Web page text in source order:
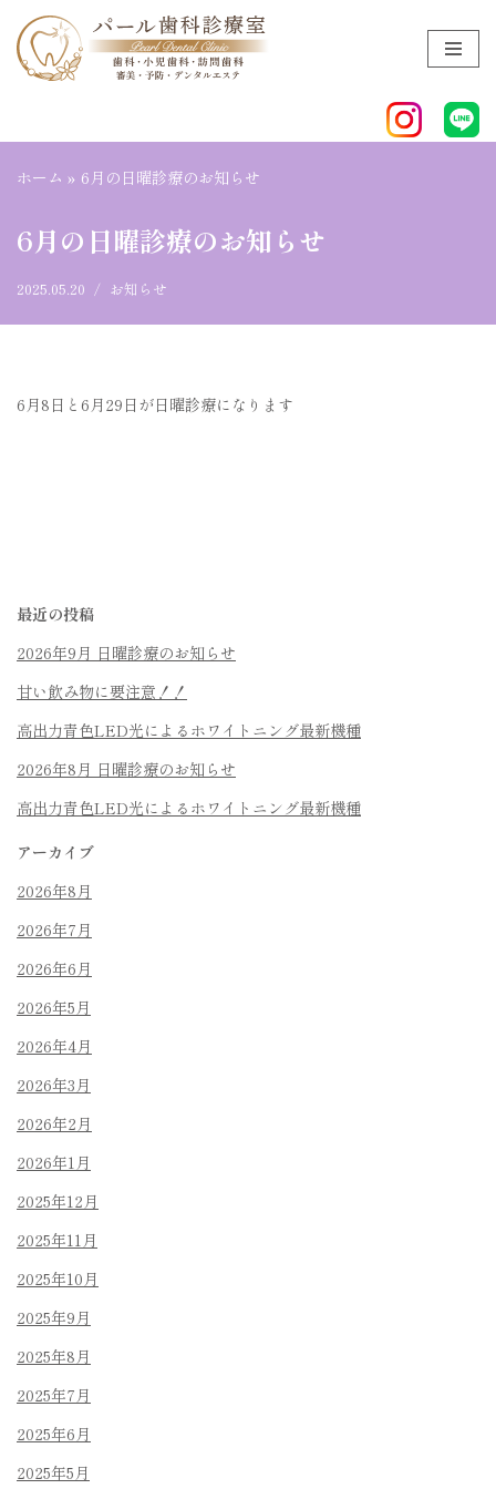
コ
ン
ツ
ス
キ
ッ
ホーム » 6月の日曜診療のお知らせ
6月の日曜診療のお知らせ
2025.05.20 お知らせ
6月8日と6月29日が日曜診療になります
最近の投稿
2026年9月 日曜診療のお知らせ
甘い飲み物に要注意！！
高出力青色LED光によるホワイトニング最新機種
2026年8月 日曜診療のお知らせ
高出力青色LED光によるホワイトニング最新機種
アーカイブ
2026年8月
2026年7月
2026年6月
2026年5月
2026年4月
2026年3月
2026年2月
2026年1月
2025年12月
2025年11月
2025年10月
2025年9月
2025年8月
2025年7月
2025年6月
2025年5月